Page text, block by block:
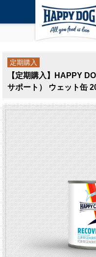
定期購入
【定期購入】HAPPY
サポート） ウェット缶